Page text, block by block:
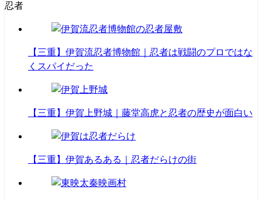
忍者
【三重】伊賀流忍者博物館｜忍者は戦闘のプロではな
くスパイだった
【三重】伊賀上野城｜藤堂高虎と忍者の歴史が面白い
【三重】伊賀あるある｜忍者だらけの街